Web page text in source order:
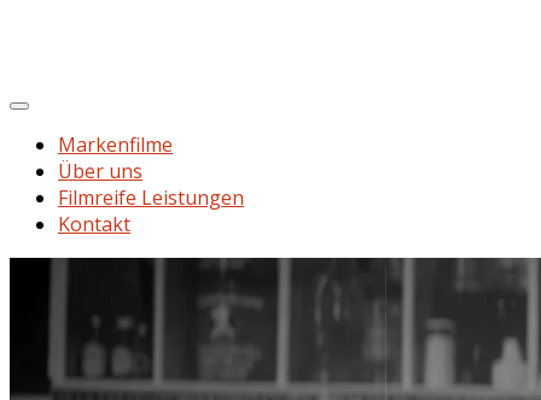
Markenfilme
Über uns
Filmreife Leistungen
Kontakt